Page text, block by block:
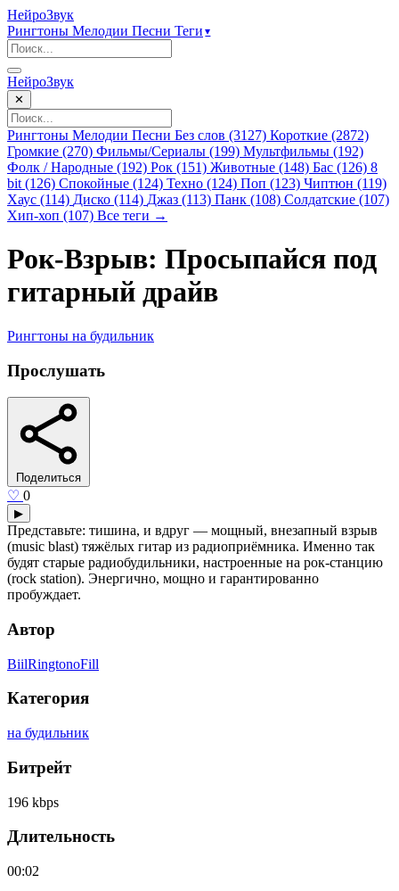
НейроЗвук
Рингтоны Мелодии Песни Теги ▾
НейроЗвук
✕
Рингтоны Мелодии Песни Без слов (3127) Короткие (2872)
Громкие (270) Фильмы/Сериалы (199) Мультфильмы (192)
Фолк / Народные (192) Рок (151) Животные (148) Бас (126) 8
bit (126) Спокойные (124) Техно (124) Поп (123) Чиптюн (119)
Хаус (114) Диско (114) Джаз (113) Панк (108) Солдатские (107)
Хип-хоп (107) Все теги →
Рок-Взрыв: Просыпайся под
гитарный драйв
Рингтоны на будильник
Прослушать
Поделиться
♡ 0
▶
Представьте: тишина, и вдруг — мощный, внезапный взрыв
(music blast) тяжёлых гитар из радиоприёмника. Именно так
будят старые радиобудильники, настроенные на рок-станцию
(rock station). Энергично, мощно и гарантированно
пробуждает.
Автор
BiilRingtonoFill
Категория
на будильник
Битрейт
196 kbps
Длительность
00:02